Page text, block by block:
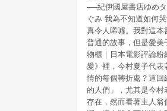
──紀伊國屋書店ゆめ
ぐみ 我為不知道如何
真令人唏噓。我對這
普通的故事，但是愛
物櫃｜日本電影評論
愛》裡，今村夏子代
情的每個轉折處？這
的人們」，尤其是今
存在，然而看著主人